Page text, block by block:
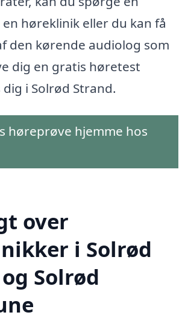
høreklinik eller du kan få
den kørende audiolog som
dig en gratis høretest
i Solrød Strand.
høreprøve hjemme hos
over
i Solrød
Solrød